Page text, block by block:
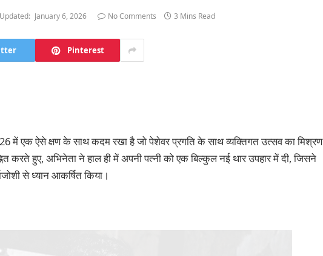
Updated: January 6, 2026 No Comments 3 Mins Read
Pinterest
में एक ऐसे क्षण के साथ कदम रखा है जो पेशेवर प्रगति के साथ व्यक्तिगत उत्सव का मिश्रण
करते हुए, अभिनेता ने हाल ही में अपनी पत्नी को एक बिल्कुल नई थार उपहार में दी, जिसने
से ध्यान आकर्षित किया।